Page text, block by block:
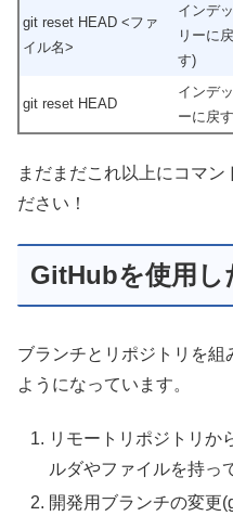
git reset HEAD <ファ
イル名>
インデ
リーに
す)
git reset HEAD
インデ
ーに戻
まだまだこれ以上にコマン
ださい！
GitHubを使用し
ブランチとリポジトリを
ようになっています。
リモートリポジトリか
ルダやファイルを持っ
開発用ブランチの変更